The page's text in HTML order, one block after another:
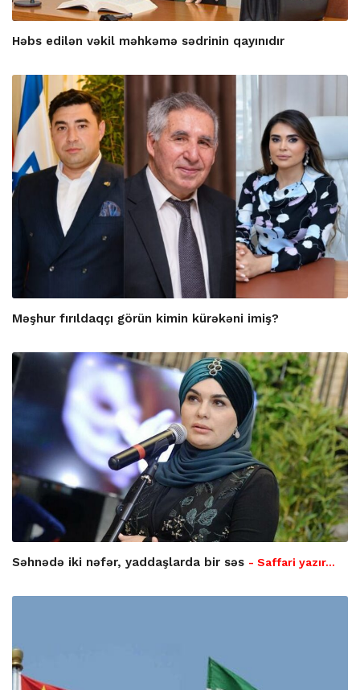
Həbs edilən vəkil məhkəmə sədrinin qayınıdır
Məşhur fırıldaqçı görün kimin kürəkəni imiş?
Səhnədə iki nəfər, yaddaşlarda bir səs - Saffari yazır…